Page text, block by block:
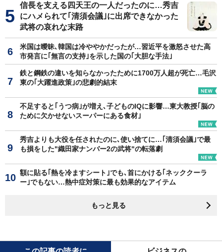
信長を支える四天王の一人だったのに…秀吉
にハメられて｢清須会議｣に出席できなかった
武将の哀れな末路
米国は曖昧､韓国は冷ややかだったが…習近平を激怒させた高
市発言に｢無言の支持｣を示した国の｢大胆な手法｣
鉄と鋼鉄の違いを知らなかったために1700万人超が死亡…毛沢
東の｢大躍進政策｣の悲劇的結末
不足すると｢うつ病｣が増え､子どものIQに影響…東大教授｢脳の
ために欠かせないスーパーにある食材｣
秀吉よりも大役を任されたのに､使い捨てに…｢清須会議｣で最
も損をした"織田家ナンバー2の武将"の転落劇
額に貼る｢熱を冷ますシート｣でも､首にかける｢ネッククーラ
ー｣でもない…熱中症対策に最も効果的なアイテム
もっと見る